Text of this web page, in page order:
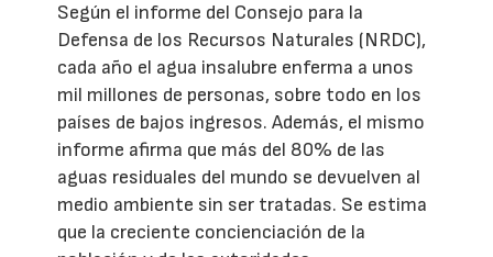
Según el informe del Consejo para la
Defensa de los Recursos Naturales (NRDC),
cada año el agua insalubre enferma a unos
mil millones de personas, sobre todo en los
países de bajos ingresos. Además, el mismo
informe afirma que más del 80% de las
aguas residuales del mundo se devuelven al
medio ambiente sin ser tratadas. Se estima
que la creciente concienciación de la